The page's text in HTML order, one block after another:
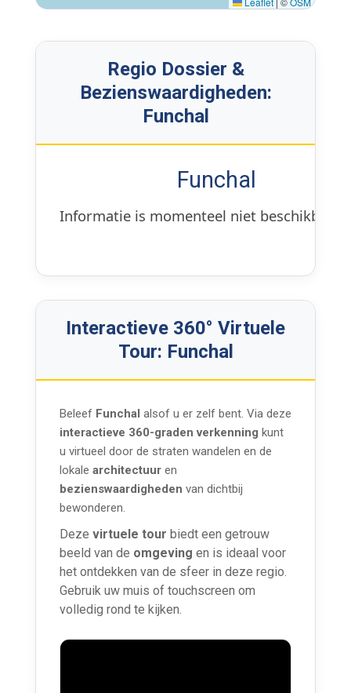
Regio Dossier &
Bezienswaardigheden:
Funchal
Funchal
Informatie is momenteel niet beschikbaar.
Interactieve 360° Virtuele
Tour: Funchal
Beleef Funchal alsof u er zelf bent. Via deze
interactieve 360-graden verkenning kunt
u virtueel door de straten wandelen en de
lokale architectuur en
bezienswaardigheden van dichtbij
bewonderen.
Deze virtuele tour biedt een getrouw
beeld van de omgeving en is ideaal voor
het ontdekken van de sfeer in deze regio.
Gebruik uw muis of touchscreen om
volledig rond te kijken.